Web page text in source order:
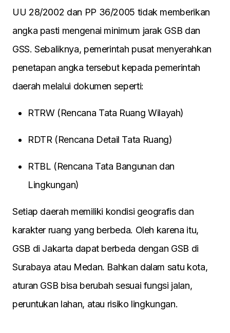
UU 28/2002 dan PP 36/2005 tidak memberikan
angka pasti mengenai minimum jarak GSB dan
GSS. Sebaliknya, pemerintah pusat menyerahkan
penetapan angka tersebut kepada pemerintah
daerah melalui dokumen seperti:
RTRW (Rencana Tata Ruang Wilayah)
RDTR (Rencana Detail Tata Ruang)
RTBL (Rencana Tata Bangunan dan
Lingkungan)
Setiap daerah memiliki kondisi geografis dan
karakter ruang yang berbeda. Oleh karena itu,
GSB di Jakarta dapat berbeda dengan GSB di
Surabaya atau Medan. Bahkan dalam satu kota,
aturan GSB bisa berubah sesuai fungsi jalan,
peruntukan lahan, atau risiko lingkungan.